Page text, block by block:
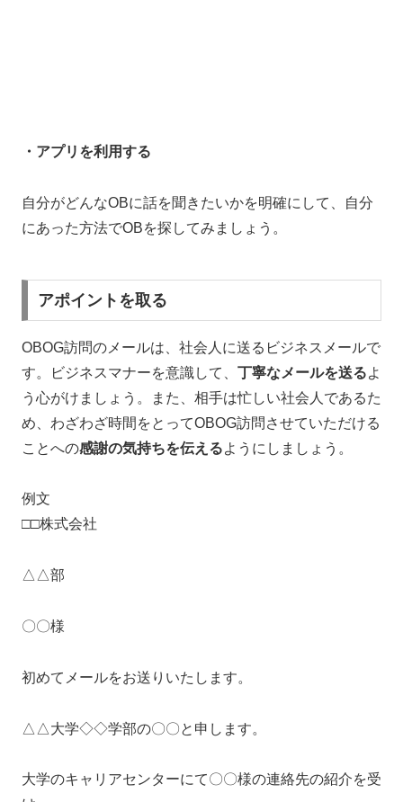
・アプリを利用する
自分がどんなOBに話を聞きたいかを明確にして、自分
にあった方法でOBを探してみましょう。
アポイントを取る
OBOG訪問のメールは、社会人に送るビジネスメールで
す。ビジネスマナーを意識して、 丁寧なメールを送るよ
う心がけましょう。また、相手は忙しい社会人であるた
め、わざわざ時間をとってOBOG訪問させていただける
ことへの感謝の気持ちを伝えるようにしましょう。
例文
□□株式会社
△△部
〇〇様
初めてメールをお送りいたします。
△△大学◇◇学部の〇〇と申します。
大学のキャリアセンターにて〇〇様の連絡先の紹介を受